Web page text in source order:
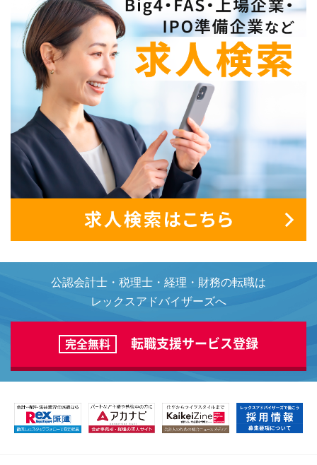
公認会計士・税理士・経理・財務の転職は
レックスアドバイザーズへ
完全無料 転職支援サービス登録